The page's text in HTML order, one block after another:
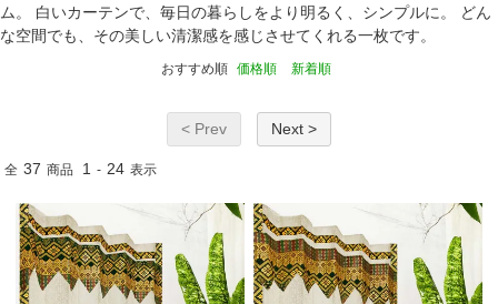
ム。 白いカーテンで、毎日の暮らしをより明るく、シンプルに。 どん
な空間でも、その美しい清潔感を感じさせてくれる一枚です。
おすすめ順 価格順 新着順
< Prev Next >
全 37 商品 1 - 24 表示